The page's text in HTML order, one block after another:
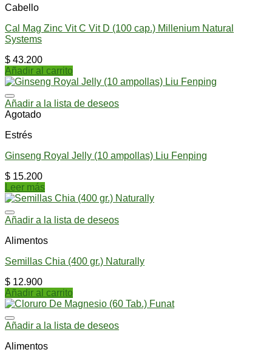
Cabello
Cal Mag Zinc Vit C Vit D (100 cap.) Millenium Natural
Systems
$ 43.200
Añadir al carrito
Añadir a la lista de deseos
Agotado
Estrés
Ginseng Royal Jelly (10 ampollas) Liu Fenping
$ 15.200
Leer más
Añadir a la lista de deseos
Alimentos
Semillas Chia (400 gr.) Naturally
$ 12.900
Añadir al carrito
Añadir a la lista de deseos
Alimentos